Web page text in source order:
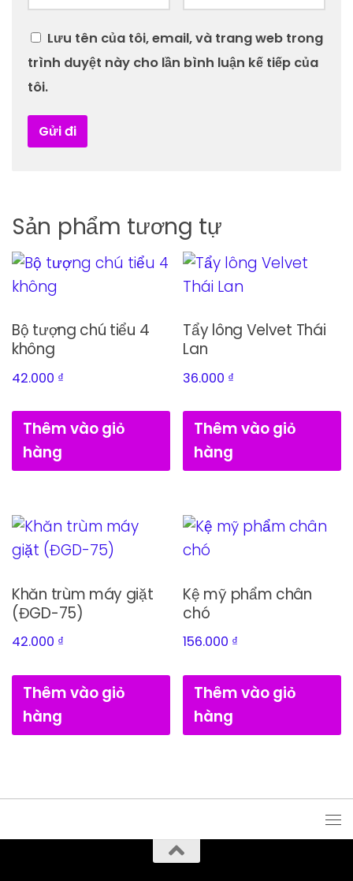
Lưu tên của tôi, email, và trang web trong
trình duyệt này cho lần bình luận kế tiếp của
tôi.
Sản phẩm tương tự
Bộ tượng chú tiểu 4
không
42.000 ₫
Thêm vào giỏ
hàng
Tẩy lông Velvet Thái
Lan
36.000 ₫
Thêm vào giỏ
hàng
Khăn trùm máy giặt
(ĐGD-75)
42.000 ₫
Thêm vào giỏ
hàng
Kệ mỹ phẩm chân
chó
156.000 ₫
Thêm vào giỏ
hàng